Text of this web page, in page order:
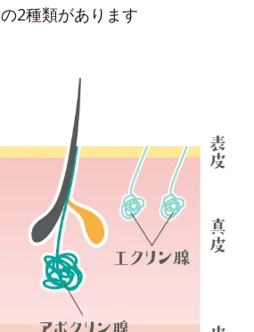
の2種類があります